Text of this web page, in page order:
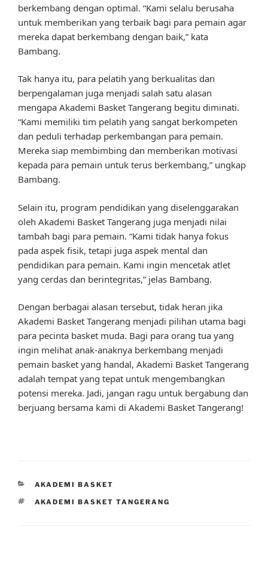
berkembang dengan optimal. “Kami selalu berusaha
untuk memberikan yang terbaik bagi para pemain agar
mereka dapat berkembang dengan baik,” kata
Bambang.
Tak hanya itu, para pelatih yang berkualitas dan
berpengalaman juga menjadi salah satu alasan
mengapa Akademi Basket Tangerang begitu diminati.
“Kami memiliki tim pelatih yang sangat berkompeten
dan peduli terhadap perkembangan para pemain.
Mereka siap membimbing dan memberikan motivasi
kepada para pemain untuk terus berkembang,” ungkap
Bambang.
Selain itu, program pendidikan yang diselenggarakan
oleh Akademi Basket Tangerang juga menjadi nilai
tambah bagi para pemain. “Kami tidak hanya fokus
pada aspek fisik, tetapi juga aspek mental dan
pendidikan para pemain. Kami ingin mencetak atlet
yang cerdas dan berintegritas,” jelas Bambang.
Dengan berbagai alasan tersebut, tidak heran jika
Akademi Basket Tangerang menjadi pilihan utama bagi
para pecinta basket muda. Bagi para orang tua yang
ingin melihat anak-anaknya berkembang menjadi
pemain basket yang handal, Akademi Basket Tangerang
adalah tempat yang tepat untuk mengembangkan
potensi mereka. Jadi, jangan ragu untuk bergabung dan
berjuang bersama kami di Akademi Basket Tangerang!
CATEGORIES
AKADEMI BASKET
TAGS
AKADEMI BASKET TANGERANG